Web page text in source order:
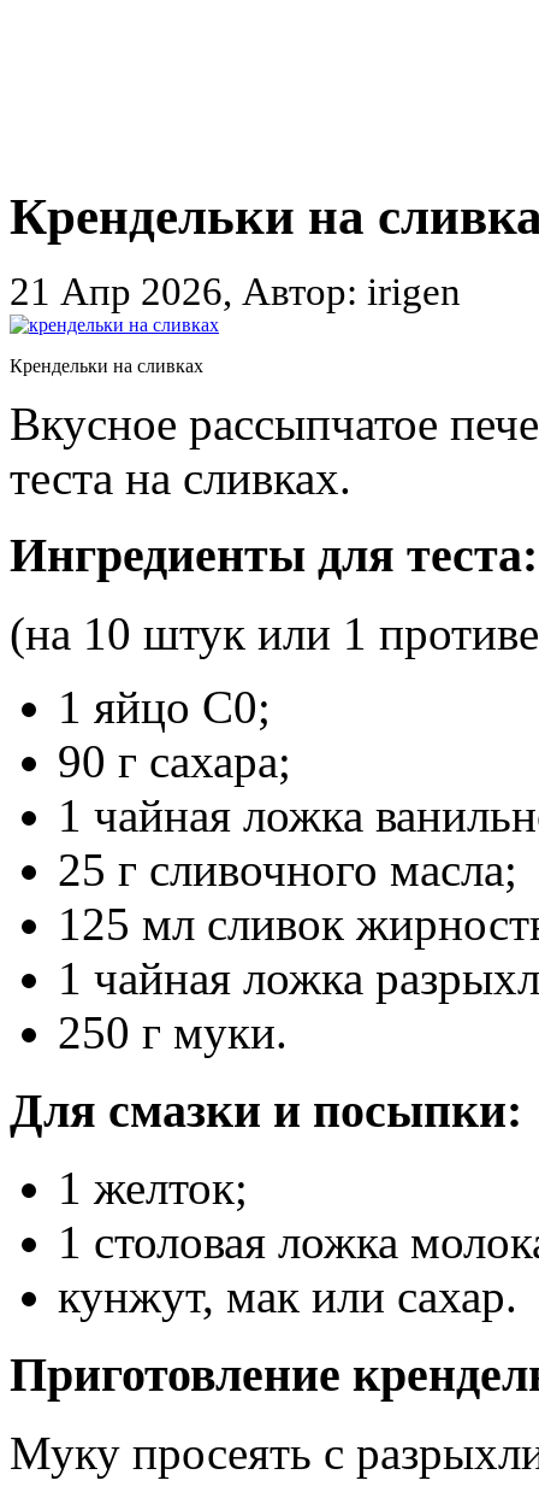
Крендельки на
21 Апр 2026, Автор: irigen
Крендельки на сливках
Вкусное рассыпчатое
теста на сливках.
Ингредиенты для теста:
(на 10 штук или 1
1 яйцо С0;
90 г сахара;
1 чайная ложка
25 г сливочного масла;
125 мл сливок
1 чайная ложка
250 г муки.
Для смазки и посыпки:
1 желток;
1 столовая ложка
кунжут, мак или сахар.
Приготовление
Муку просеять с